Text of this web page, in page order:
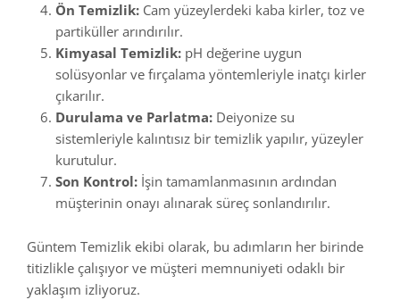
Ön Temizlik: Cam yüzeylerdeki kaba kirler, toz ve
partiküller arındırılır.
Kimyasal Temizlik: pH değerine uygun
solüsyonlar ve fırçalama yöntemleriyle inatçı kirler
çıkarılır.
Durulama ve Parlatma: Deiyonize su
sistemleriyle kalıntısız bir temizlik yapılır, yüzeyler
kurutulur.
Son Kontrol: İşin tamamlanmasının ardından
müşterinin onayı alınarak süreç sonlandırılır.
Güntem Temizlik ekibi olarak, bu adımların her birinde
titizlikle çalışıyor ve müşteri memnuniyeti odaklı bir
yaklaşım izliyoruz.